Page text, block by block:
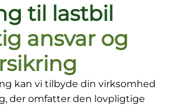
til lastbil
ansvar og
kan vi tilbyde din virksomhed
der omfatter den lovpligtige